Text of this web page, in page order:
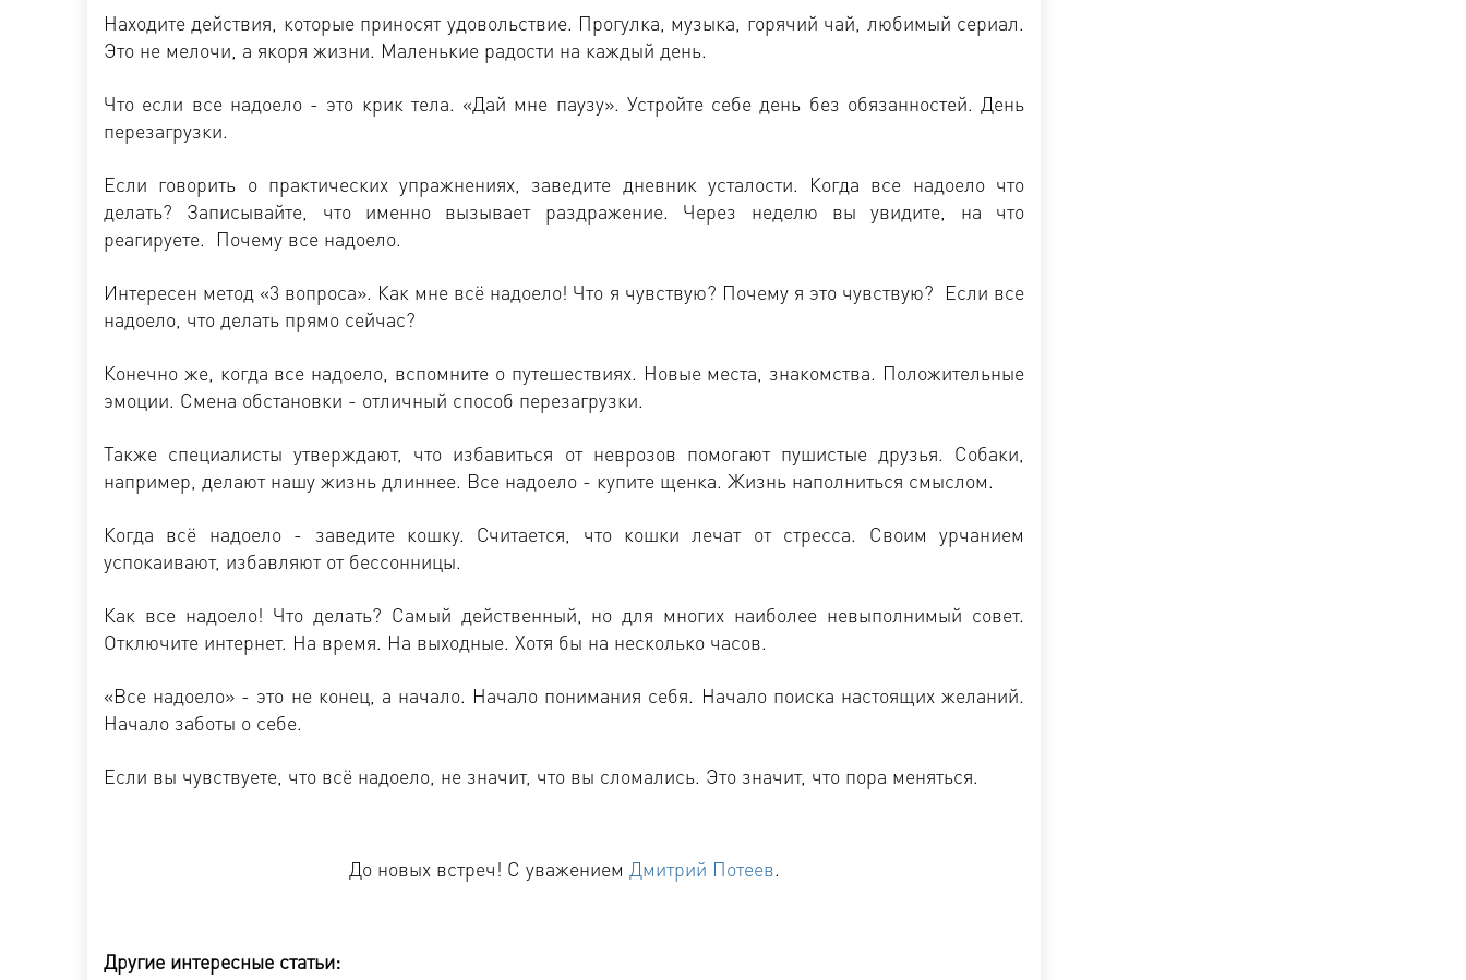
Находите действия, которые приносят удовольствие. Прогулка, музыка, горячий чай, любимый сериал.
Это не мелочи, а якоря жизни. Маленькие радости на каждый день.
Что если все надоело - это крик тела. «Дай мне паузу». Устройте себе день без обязанностей. День
перезагрузки.
Если говорить о практических упражнениях, заведите дневник усталости. Когда все надоело что
делать? Записывайте, что именно вызывает раздражение. Через неделю вы увидите, на что
реагируете. Почему все надоело.
Интересен метод «3 вопроса». Как мне всё надоело! Что я чувствую? Почему я это чувствую? Если все
надоело, что делать прямо сейчас?
Конечно же, когда все надоело, вспомните о путешествиях. Новые места, знакомства. Положительные
эмоции. Смена обстановки - отличный способ перезагрузки.
Также специалисты утверждают, что избавиться от неврозов помогают пушистые друзья. Собаки,
например, делают нашу жизнь длиннее. Все надоело - купите щенка. Жизнь наполниться смыслом.
Когда всё надоело - заведите кошку. Считается, что кошки лечат от стресса. Своим урчанием
успокаивают, избавляют от бессонницы.
Как все надоело! Что делать? Самый действенный, но для многих наиболее невыполнимый совет.
Отключите интернет. На время. На выходные. Хотя бы на несколько часов.
«Все надоело» - это не конец, а начало. Начало понимания себя. Начало поиска настоящих желаний.
Начало заботы о себе.
Если вы чувствуете, что всё надоело, не значит, что вы сломались. Это значит, что пора меняться.
До новых встреч! С уважением Дмитрий Потеев.
Другие интересные статьи: